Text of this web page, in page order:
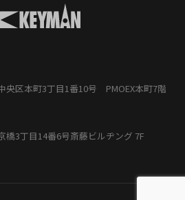
央区本町3丁目1番10号 PMOEX本町7階
橋3丁目14番6号斎藤ビルヂング 7F